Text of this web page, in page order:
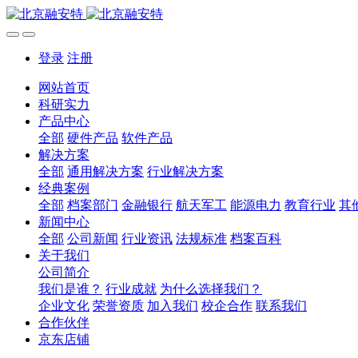
登录 注册
网站首页
科研实力
产品中心
全部 硬件产品 软件产品
解决方案
全部 通用解决方案 行业解决方案
经典案例
全部 档案部门 金融银行 航天军工 能源电力 教育行业 其
新闻中心
全部 公司新闻 行业资讯 法规标准 档案百科
关于我们
公司简介
我们是谁？ 行业成就 为什么选择我们？
企业文化 荣誉资质 加入我们 校企合作 联系我们
合作伙伴
京东店铺